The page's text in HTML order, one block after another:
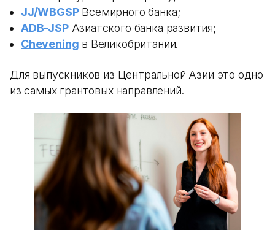
JJ/WBGSP Всемирного банка;
ADB-JSPАзиатского банка развития;
Chevening в Великобритании.
Для выпускников из Центральной Азии это одно
из самых грантовых направлений.